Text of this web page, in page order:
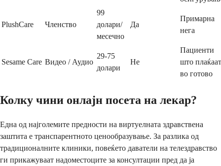
PlushCare Членство
99
долари/
месечно
Да
Примарна
нега
Sesame Care Видео / Аудио
29-75
долари
Не
Пациенти
што плаќаат
во готово
Колку чини онлајн посета на лекар?
Една од најголемите предности на виртуелната здравствена
заштита е транспарентното ценообразување. За разлика од
традиционалните клиники, повеќето даватели на телездравство
ги прикажуваат надоместоците за консултации пред да ја